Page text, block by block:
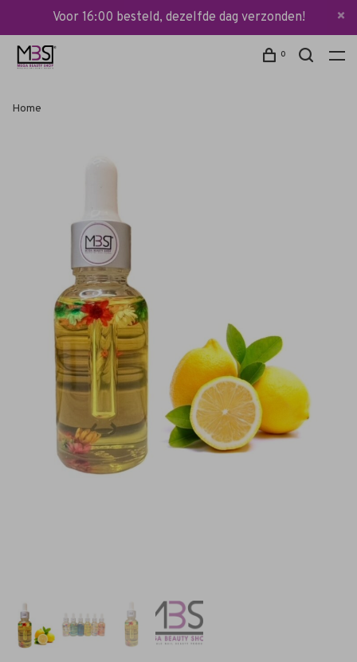
Voor 16:00 besteld, dezelfde dag verzonden!
0
Home